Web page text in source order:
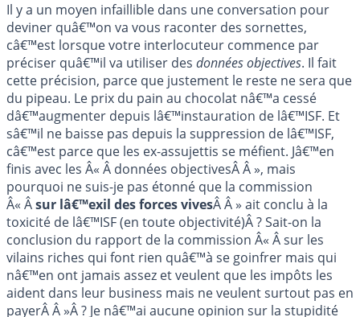
Il y a un moyen infaillible dans une conversation pour
deviner quâ€™on va vous raconter des sornettes,
câ€™est lorsque votre interlocuteur commence par
préciser quâ€™il va utiliser des données objectives. Il fait
cette précision, parce que justement le reste ne sera que
du pipeau. Le prix du pain au chocolat nâ€™a cessé
dâ€™augmenter depuis lâ€™instauration de lâ€™ISF. Et
sâ€™il ne baisse pas depuis la suppression de lâ€™ISF,
câ€™est parce que les ex-assujettis se méfient. Jâ€™en
finis avec les Â« Â données objectivesÂ Â », mais
pourquoi ne suis-je pas étonné que la commission
Â« Âsur lâ€™exil des forces vivesÂ Â » ait conclu à la
toxicité de lâ€™ISF (en toute objectivité)Â ? Sait-on la
conclusion du rapport de la commission Â« Â sur les
vilains riches qui font rien quâ€™à se goinfrer mais qui
nâ€™en ont jamais assez et veulent que les impôts les
aident dans leur business mais ne veulent surtout pas en
payerÂ Â »Â ? Je nâ€™ai aucune opinion sur la stupidité